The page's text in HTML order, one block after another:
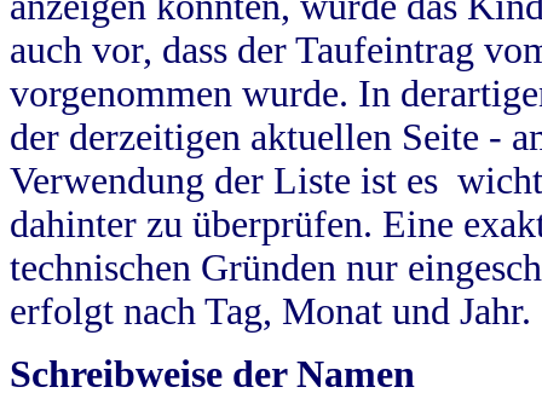
auch vor, dass der Taufeintrag
vorgenommen wurde. In
der derzeitigen aktuellen Seite -
Verwendung der Liste ist es
dahinter zu überprüfen. Eine
technischen Gründen nur
erfolgt nach Tag, Monat und Jahr.
Schreibweise der Namen